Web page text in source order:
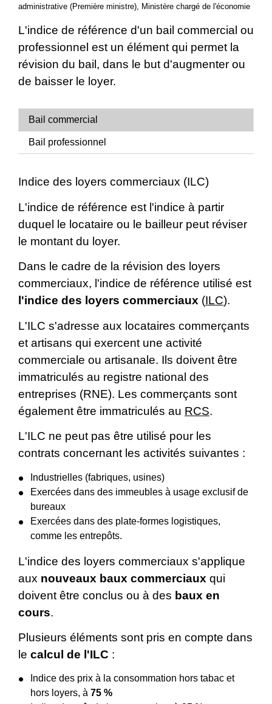
administrative (Première ministre), Ministère chargé de l'économie
L'indice de référence d'un bail commercial ou
professionnel est un élément qui permet la
révision du bail, dans le but d'augmenter ou
de baisser le loyer.
Bail commercial
Bail professionnel
Indice des loyers commerciaux (ILC)
L'indice de référence est l'indice à partir
duquel le locataire ou le bailleur peut réviser
le montant du loyer.
Dans le cadre de la révision des loyers
commerciaux, l'indice de référence utilisé est
l'indice des loyers commerciaux (ILC).
L'ILC s'adresse aux locataires commerçants
et artisans qui exercent une activité
commerciale ou artisanale. Ils doivent être
immatriculés au registre national des
entreprises (RNE). Les commerçants sont
également être immatriculés au RCS.
L'ILC ne peut pas être utilisé pour les
contrats concernant les activités suivantes :
Industrielles (fabriques, usines)
Exercées dans des immeubles à usage exclusif de
bureaux
Exercées dans des plate-formes logistiques,
comme les entrepôts.
L'indice des loyers commerciaux s'applique
aux nouveaux baux commerciaux qui
doivent être conclus ou à des baux en
cours.
Plusieurs éléments sont pris en compte dans
le calcul de l'ILC :
Indice des prix à la consommation hors tabac et
hors loyers, à 75 %